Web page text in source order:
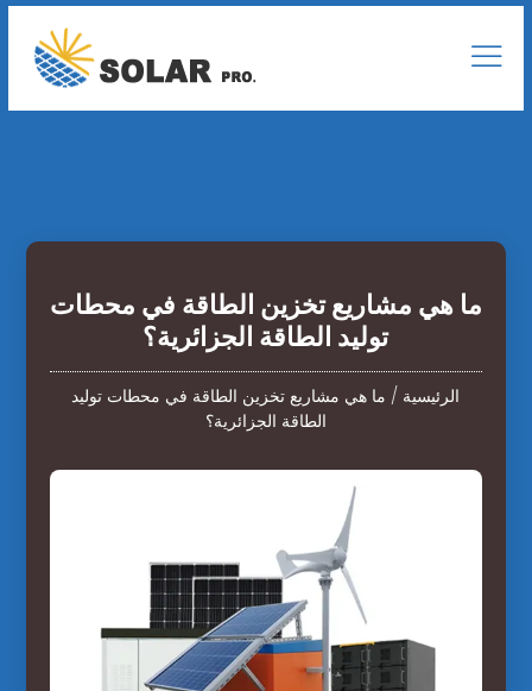
ما هي مشاريع تخزين الطاقة في محطات
توليد الطاقة الجزائرية؟
الرئيسية / ما هي مشاريع تخزين الطاقة في محطات توليد
الطاقة الجزائرية؟